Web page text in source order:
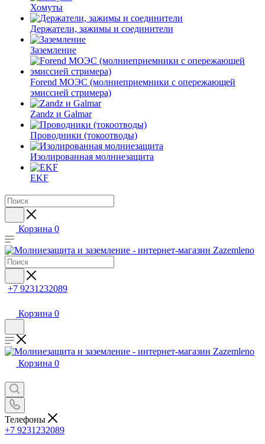
Хомуты
Держатели, зажимы и соединители
Заземление
Forend МОЭС (молниеприемники с опережающей
эмиссией стримера)
Zandz и Galmar
Проводники (токоотводы)
Изолированная молниезащита
EKF
Корзина 0
+7 9231232089
Корзина 0
Корзина 0
Телефоны
+7 9231232089